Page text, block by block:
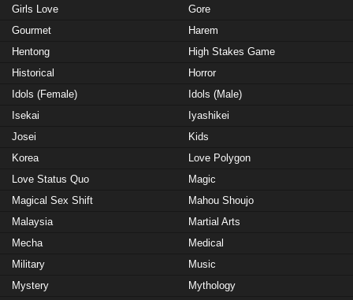
Girls Love
Gore
Gourmet
Harem
Hentong
High Stakes Game
Historical
Horror
Idols (Female)
Idols (Male)
Isekai
Iyashikei
Josei
Kids
Korea
Love Polygon
Love Status Quo
Magic
Magical Sex Shift
Mahou Shoujo
Malaysia
Martial Arts
Mecha
Medical
Military
Music
Mystery
Mythology